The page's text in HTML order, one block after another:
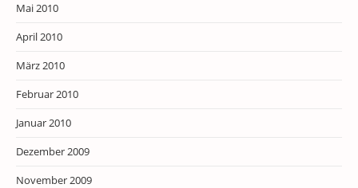
Mai 2010
April 2010
März 2010
Februar 2010
Januar 2010
Dezember 2009
November 2009